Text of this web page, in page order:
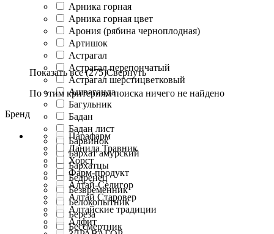
Арника горная
Арника горная цвет
Арония (рябина черноплодная)
Артишок
Астрагал
Астрагал перепончатый
Астрагал шерстицветковый
Ашваганда
Багульник
Бадан
Бадан лист
Барвинок
Бархат амурский
Бархатцы
Бедренец
Безвременник
Белокопытник
Береза
Бессмертник
Показать все (275)Свернуть
По этим критериям поиска ничего не найдено
Бренд
Парафарм
Данила Травник
Хорст
Фарм-продукт
Алтай-Селигор
Алтай Старовер
Алтайские традиции
Алфит